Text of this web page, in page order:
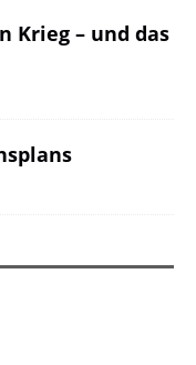
Krieg – und das